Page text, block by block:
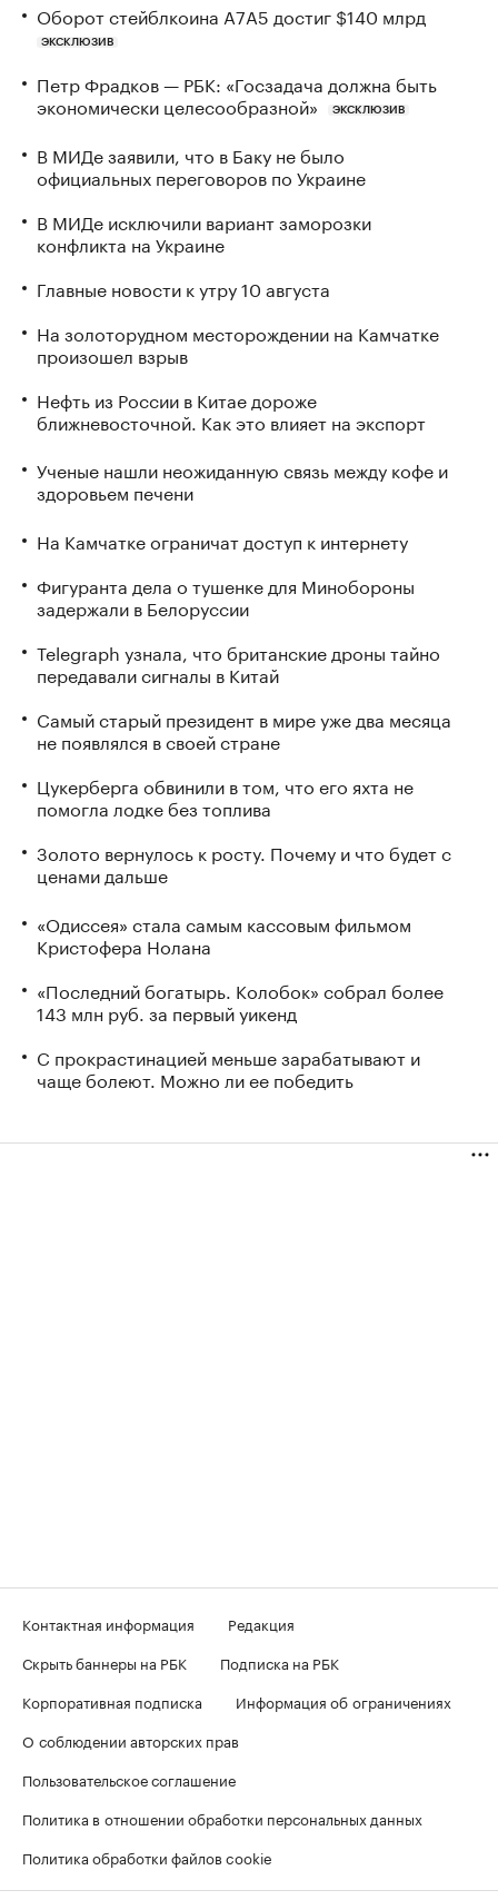
Оборот стейблкоина А7А5 достиг $140 млрд
ЭКСКЛЮЗИВ
Петр Фрадков — РБК: «Госзадача должна быть
экономически целесообразной»
ЭКСКЛЮЗИВ
В МИДе заявили, что в Баку не было
официальных переговоров по Украине
В МИДе исключили вариант заморозки
конфликта на Украине
Главные новости к утру 10 августа
На золоторудном месторождении на Камчатке
произошел взрыв
Нефть из России в Китае дороже
ближневосточной. Как это влияет на экспорт
Ученые нашли неожиданную связь между кофе и
здоровьем печени
На Камчатке ограничат доступ к интернету
Фигуранта дела о тушенке для Минобороны
задержали в Белоруссии
Telegraph узнала, что британские дроны тайно
передавали сигналы в Китай
Самый старый президент в мире уже два месяца
не появлялся в своей стране
Цукерберга обвинили в том, что его яхта не
помогла лодке без топлива
Золото вернулось к росту. Почему и что будет с
ценами дальше
«Одиссея» стала самым кассовым фильмом
Кристофера Нолана
«Последний богатырь. Колобок» собрал более
143 млн руб. за первый уикенд
С прокрастинацией меньше зарабатывают и
чаще болеют. Можно ли ее победить
Контактная информация
Редакция
Скрыть баннеры на РБК
Подписка на РБК
Корпоративная подписка
Информация об ограничениях
О соблюдении авторских прав
Пользовательское соглашение
Политика в отношении обработки персональных данных
Политика обработки файлов cookie